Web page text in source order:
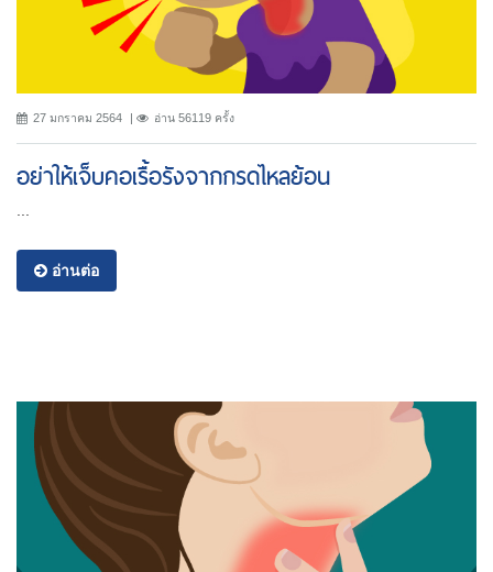
27 มกราคม 2564 อ่าน 56119 ครั้ง
อย่าให้เจ็บคอเรื้อรังจากกรดไหลย้อน
อ่านต่อ